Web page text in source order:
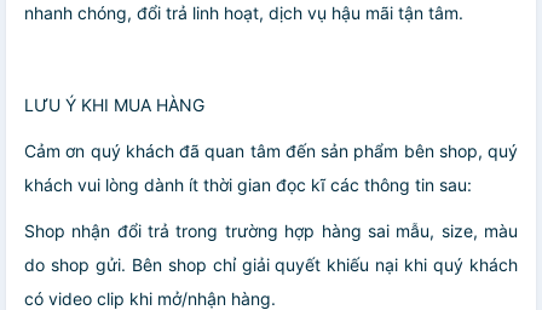
nhanh chóng, đổi trả linh hoạt, dịch vụ hậu mãi tận tâm.
LƯU Ý KHI MUA HÀNG
Cảm ơn quý khách đã quan tâm đến sản phẩm bên shop, quý
khách vui lòng dành ít thời gian đọc kĩ các thông tin sau:
Shop nhận đổi trả trong trường hợp hàng sai mẫu, size, màu
do shop gửi. Bên shop chỉ giải quyết khiếu nại khi quý khách
có video clip khi mở/nhận hàng.